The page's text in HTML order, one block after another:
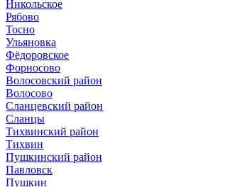
Никольское
Рябово
Тосно
Ульяновка
Фёдоровское
Форносово
Волосовский район
Волосово
Сланцевский район
Сланцы
Тихвинский район
Тихвин
Пушкинский район
Павловск
Пушкин